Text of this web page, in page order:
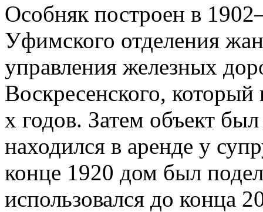
Особняк построен в
Уфимского отделения
управления железных
Воскресенского,
х годов. Затем объект
находился в аренде у
конце 1920 дом был
использовался до конца